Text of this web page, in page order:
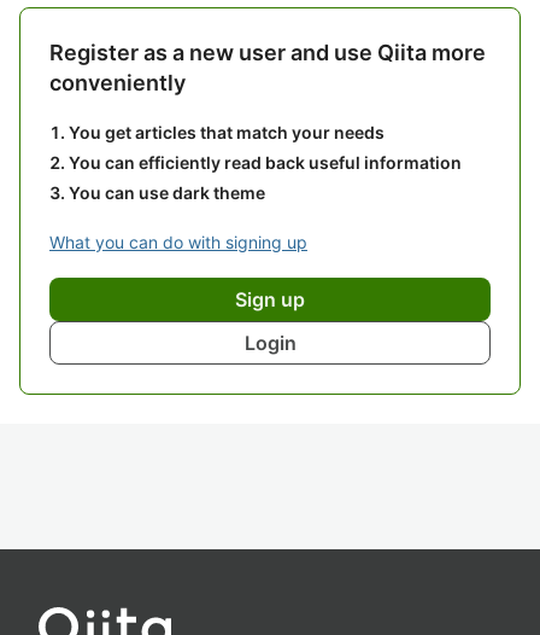
Register as a new user and use Qiita more
conveniently
You get articles that match your needs
You can efficiently read back useful information
You can use dark theme
What you can do with signing up
Sign up
Login